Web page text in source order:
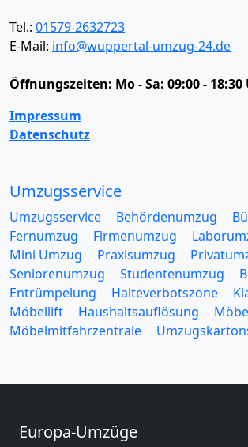
Tel.: 01579-2632723
E-Mail: info@wuppertal-umzug-24.de
Öffnungszeiten: Mo - Sa: 09:00 -
Impressum
Datenschutz
Umzugsservice
Umzugsservice Behördenumzug
Fernumzug
Firmenumzug
Mini Umzug
Praxisumzug
Seniorenumzug
Studentenumzug
Entrümpelung
Halteverbotszone
Möbellift
Haushaltsauflösung
Möbelmitfahrzentrale
Europa-Umzüge